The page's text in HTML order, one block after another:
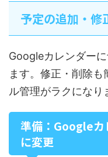
予定の追加・修
Googleカレンダー
ます。修正・削除
ル管理がラクになり
準備：Googleカ
に変更